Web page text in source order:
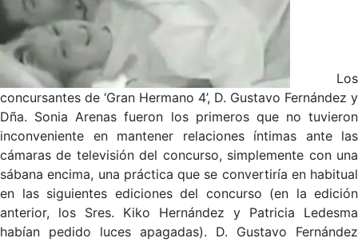
Los
concursantes de ‘Gran Hermano 4’, D. Gustavo Fernández y
Dña. Sonia Arenas fueron los primeros que no tuvieron
inconveniente en mantener relaciones íntimas ante las
cámaras de televisión del concurso, simplemente con una
sábana encima, una práctica que se convertiría en habitual
en las siguientes ediciones del concurso (en la edición
anterior, los Sres. Kiko Hernández y Patricia Ledesma
habían pedido luces apagadas). D. Gustavo Fernández